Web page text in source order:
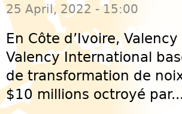
25 April, 2022 - 15:00
En Côte d’Ivoire,
Valency International
de transformation de
$10 millions octroyé par...